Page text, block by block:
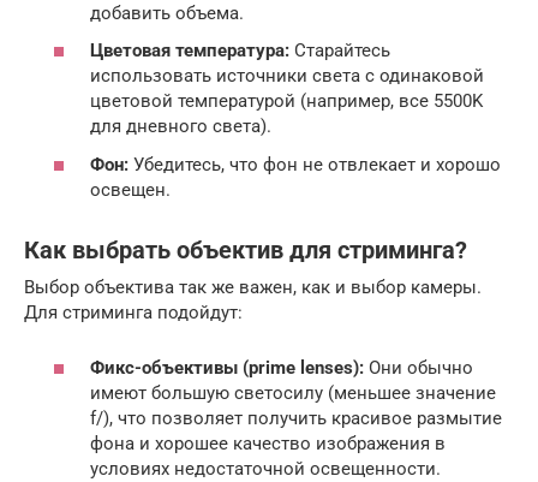
добавить объема.
Цветовая температура: Старайтесь
использовать источники света с одинаковой
цветовой температурой (например, все 5500K
для дневного света).
Фон: Убедитесь, что фон не отвлекает и хорошо
освещен.
Как выбрать объектив для стриминга?
Выбор объектива так же важен, как и выбор камеры.
Для стриминга подойдут:
Фикс-объективы (prime lenses): Они обычно
имеют большую светосилу (меньшее значение
f/), что позволяет получить красивое размытие
фона и хорошее качество изображения в
условиях недостаточной освещенности.